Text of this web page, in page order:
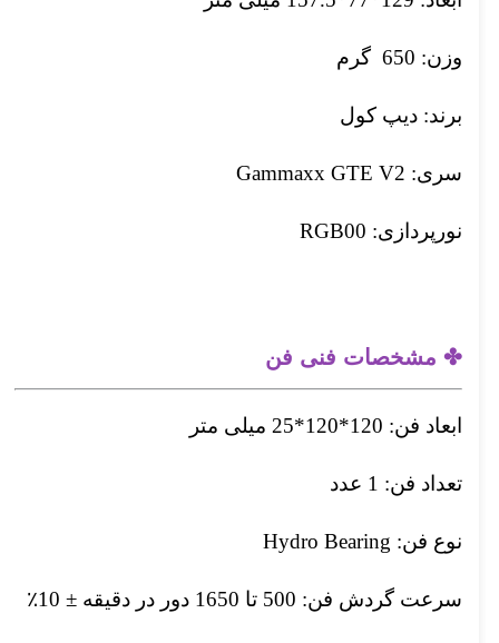
وزن: 650 گرم
برند: دیپ کول
سری: Gammaxx GTE V2
نورپردازی: RGB00
✤ مشخصات فنی فن
ابعاد فن: 120*120*25 میلی متر
تعداد فن: 1 عدد
نوع فن: Hydro Bearing
سرعت گردش فن: 500 تا 1650 دور در دقیقه ± 10٪